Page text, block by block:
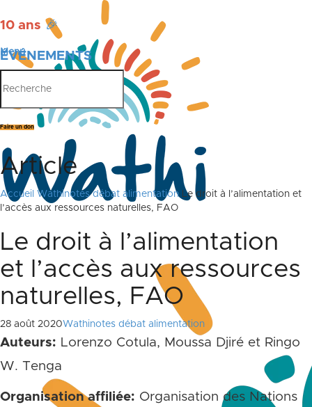
10 ans 🎉
ÉVÉNEMENTS
PUBLICATIONS
Menu
Faire un don
Article
Accueil Wathinotes débat alimentation Le droit à l’alimentation et
l’accès aux ressources naturelles, FAO
Le droit à l’alimentation
et l’accès aux ressources
naturelles, FAO
28 août 2020Wathinotes débat alimentation
Auteurs: Lorenzo Cotula, Moussa Djiré et Ringo
W. Tenga
Organisation affiliée: Organisation des Nations